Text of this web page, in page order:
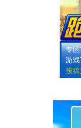
专
游
投